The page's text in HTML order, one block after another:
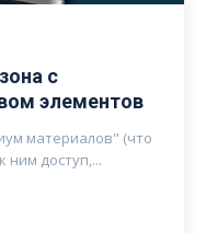
с
элементов
материалов" (что
ним доступ,...